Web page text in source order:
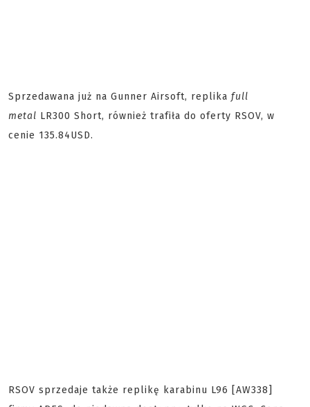
Sprzedawana już na Gunner Airsoft, replika full
metal LR300 Short, również trafiła do oferty RSOV, w
cenie 135.84USD.
RSOV sprzedaje także replikę karabinu L96 [AW338]